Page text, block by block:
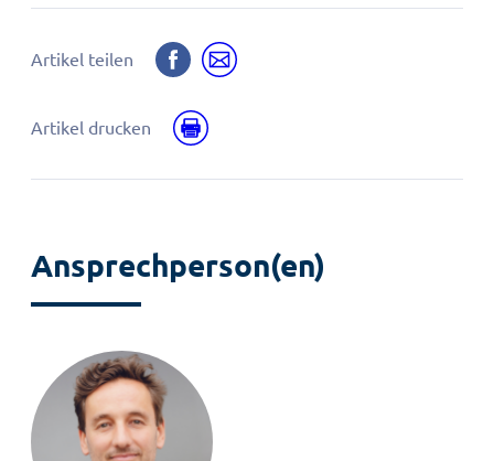
Artikel teilen
Auf
teilen
Per
Mail
Artikel drucken Drucken
Ansprechperson(en)